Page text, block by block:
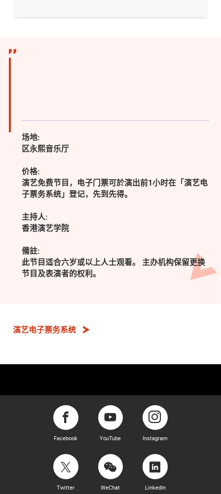
场地:
区永熙音乐厅
价格:
演艺免费节目，电子门票可於演出前1小时在「演艺电
子票务系统」登记，先到先得。
主持人:
香港演艺学院
備註:
此节目适合六岁或以上人士观看。 主办机构保留更换
节目及表演者的权利。
演艺电子票务系统
Facebook YouTube Instagram
Twitter WeChat LinkedIn